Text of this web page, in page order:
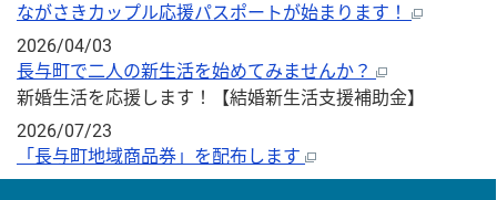
ながさきカップル応援パスポートが始まります！
2026/04/03
長与町で二人の新生活を始めてみませんか？
新婚生活を応援します！【結婚新生活支援補助金】
2026/07/23
「長与町地域商品券」を配布します